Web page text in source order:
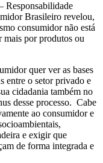
Responsabilidade
Brasileiro revelou,
consumidor não está
mais por produtos ou
quer ver as bases
entre o setor privado e
cidadania também no
desse processo. Cabe
ao consumidor e
e exigir que
de forma integrada e